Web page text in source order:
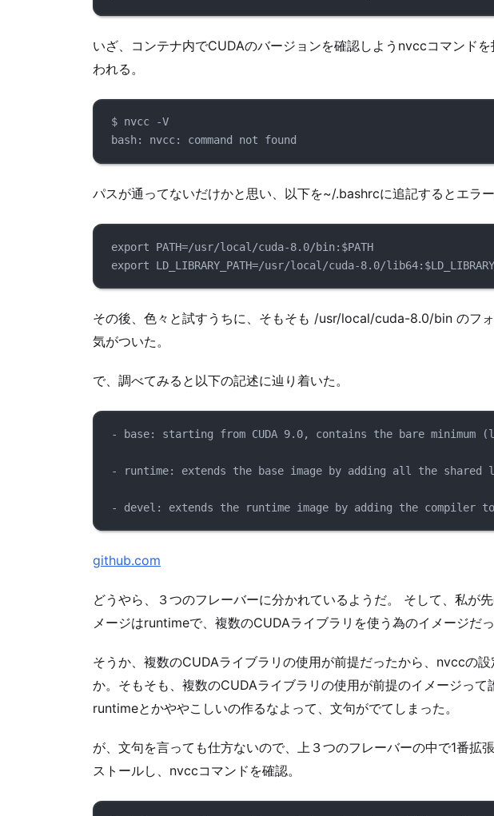
いざ、コンテナ内でCUDAのバージョンを確認しようnvccコマンド
われる。
$ nvcc -V
bash: nvcc: command not found
パスが通ってないだけかと思い、以下を~/.bashrcに追記するとエラー
export PATH=/usr/local/cuda-8.0/bin:$PATH
export LD_LIBRARY_PATH=/usr/local/cuda-8.0/
その後、色々と試すうちに、そもそも /usr/local/cuda-8.0/bin のフ
気がついた。
で、調べてみると以下の記述に辿り着いた。
- base: starting from CUDA 9.0, contains the bare
- runtime: extends the base image by adding all the
- devel: extends the runtime image by adding the compiler
github.com
どうやら、３つのフレーバーに分かれているようだ。 そして、私が
メージはruntimeで、複数のCUDAライブラリを使う為のイメージだっ
そうか、複数のCUDAライブラリの使用が前提だったから、nvccの
か。そもそも、複数のCUDAライブラリの使用が前提のイメージって
runtimeとかややこしいの作るなよって、文句がでてしまった。
が、文句を言っても仕方ないので、上３つのフレーバーの中で1番拡
ストールし、nvccコマンドを確認。